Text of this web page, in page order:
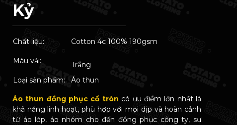
Kỷ
Chất liệu: Cotton 4c 100% 190gsm
Màu vải:
Trắng
Loại sản phẩm:
Áo thun
Áo thun đồng phục cổ tròn có ưu điểm lớn nhất là
khả năng linh hoạt, phù hợp với mọi dịp và hoàn cảnh
từ áo lớp, áo nhóm cho đến đồng phục công ty, sự